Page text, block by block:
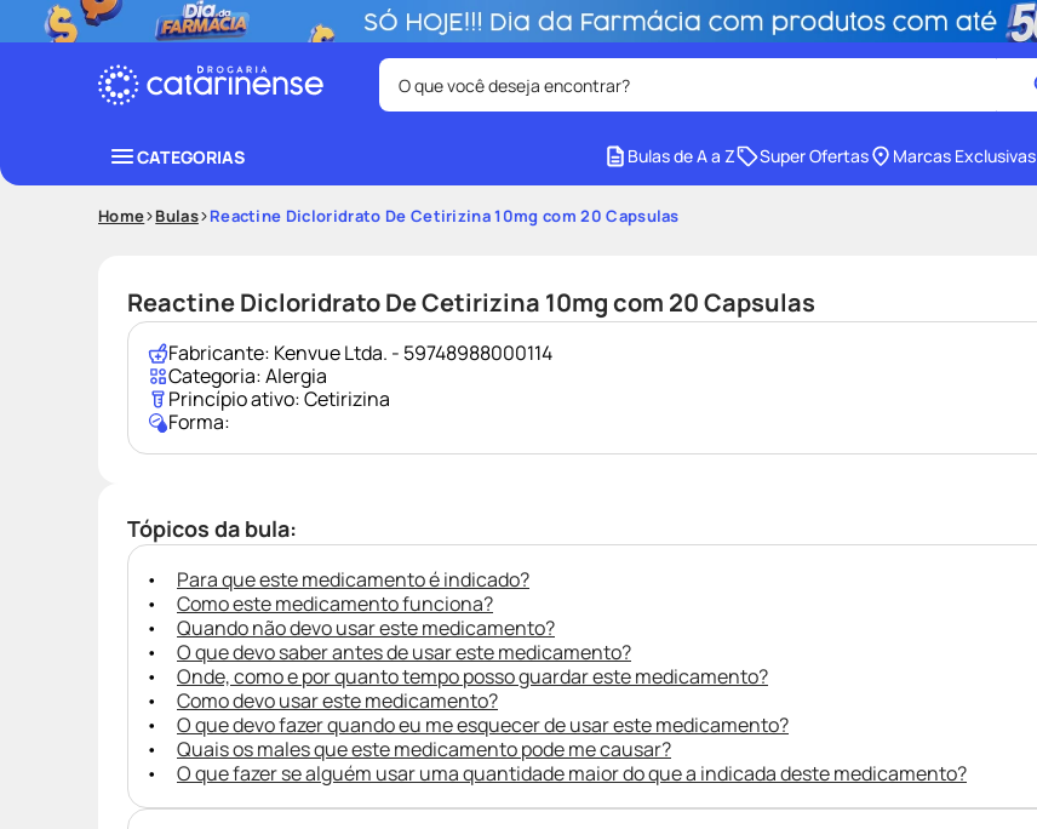
O que você deseja encontrar?
3 º fralda
7º ozivy 8º lenço umedecido
CATEGORIAS Bulas de A a Z Super Ofertas Marcas Exclusivas
Home Bulas Reactine Dicloridrato De Cetirizina 10mg com 20 Capsulas
Reactine Dicloridrato De Cetirizina 10mg com 20 Capsulas
Fabricante: Kenvue Ltda. - 59748988000114
Categoria:Alergia
Princípio ativo:Cetirizina
Forma:
Tópicos da bula:
Para que este medicamento é indicado?
Como este medicamento funciona?
Quando não devo usar este medicamento?
O que devo saber antes de usar este medicamento?
Onde, como e por quanto tempo posso guardar este medicamento?
Como devo usar este medicamento?
O que devo fazer quando eu me esquecer de usar este medicamento?
Quais os males que este medicamento pode me causar?
O que fazer se alguém usar uma quantidade maior do que a indicada deste medicamento?